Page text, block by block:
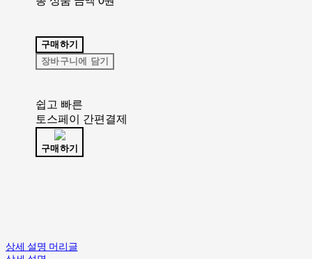
구매하기
장바구니에 담기
쉽고 빠른
토스페이 간편결제
구매하기
상세 설명 머리글